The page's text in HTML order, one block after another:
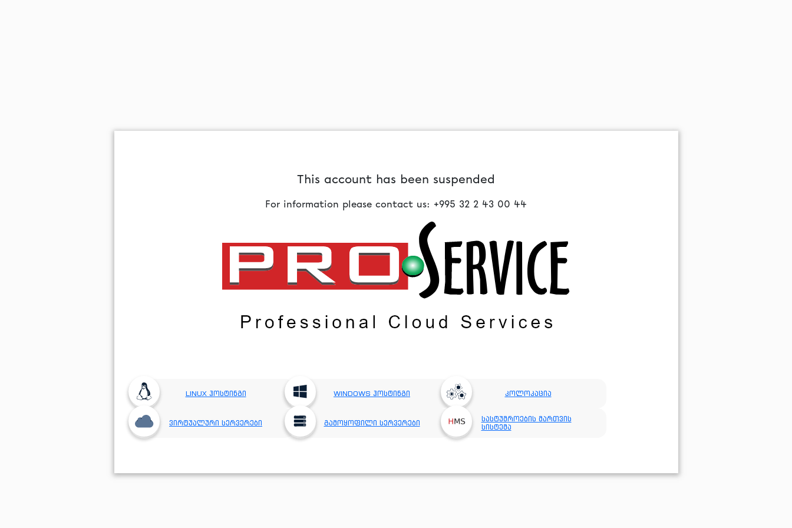
This account has been suspended
For information please contact us: +995 32 2 43 00 44
LINUX ჰოსტინგი WINDOWS ჰოსტინგი კოლოკაცია
ვირტუალური სერვერები გამოყოფილი სერვერები
სასტუმროების მართვის
სისტემა